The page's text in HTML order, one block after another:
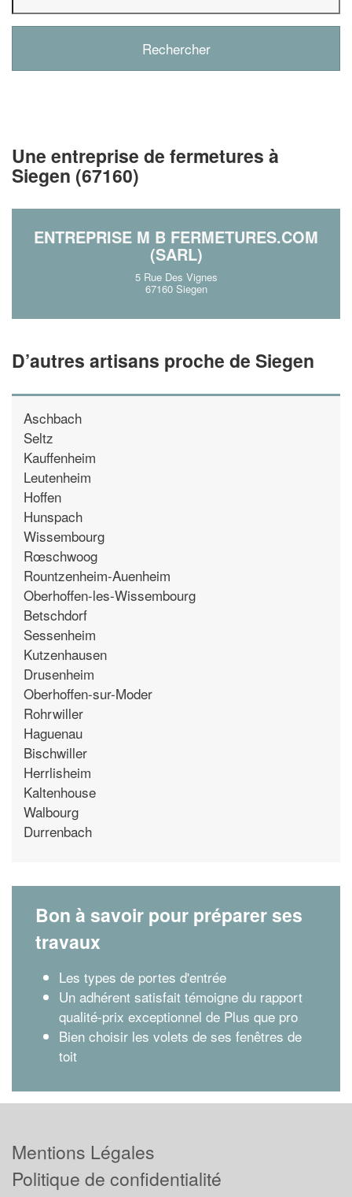
Une entreprise de fermetures à
Siegen (67160)
ENTREPRISE M B FERMETURES.COM
(SARL)
5 Rue Des Vignes
67160 Siegen
D’autres artisans proche de Siegen
Aschbach
Seltz
Kauffenheim
Leutenheim
Hoffen
Hunspach
Wissembourg
Rœschwoog
Rountzenheim-Auenheim
Oberhoffen-les-Wissembourg
Betschdorf
Sessenheim
Kutzenhausen
Drusenheim
Oberhoffen-sur-Moder
Rohrwiller
Haguenau
Bischwiller
Herrlisheim
Kaltenhouse
Walbourg
Durrenbach
Bon à savoir pour préparer ses
travaux
Les types de portes d'entrée
Un adhérent satisfait témoigne du rapport
qualité-prix exceptionnel de Plus que pro
Bien choisir les volets de ses fenêtres de
toit
Vous êtes un
professionnel ?
nouveaux clients!
Mentions Légales
Politique de confidentialité